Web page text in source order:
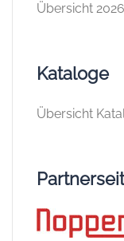
Übersicht 2026
Kataloge
Übersicht